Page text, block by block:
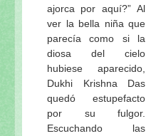
ajorca por aquí?” Al
ver la bella niña que
parecía como si la
diosa del cielo
hubiese aparecido,
Dukhi Krishna Das
quedó estupefacto
por su fulgor.
Escuchando las